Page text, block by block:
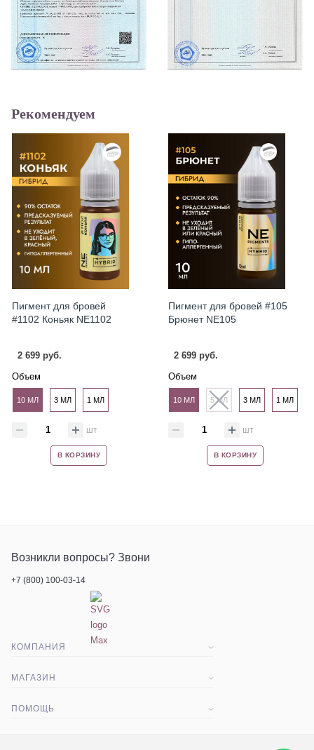
Рекомендуем
Пигмент для бровей
#1102 Коньяк NE1102
2 699 руб.
Объем
10 МЛ 3 МЛ 1 МЛ
шт
В КОРЗИНУ
Пигмент для бровей #105
Брюнет NE105
2 699 руб.
Объем
10 МЛ 5 МЛ 3 МЛ 1 МЛ
шт
В КОРЗИНУ
КОМПАНИЯ
МАГАЗИН
ПОМОЩЬ
Возникли вопросы? Звони
+7 (800) 100-03-14